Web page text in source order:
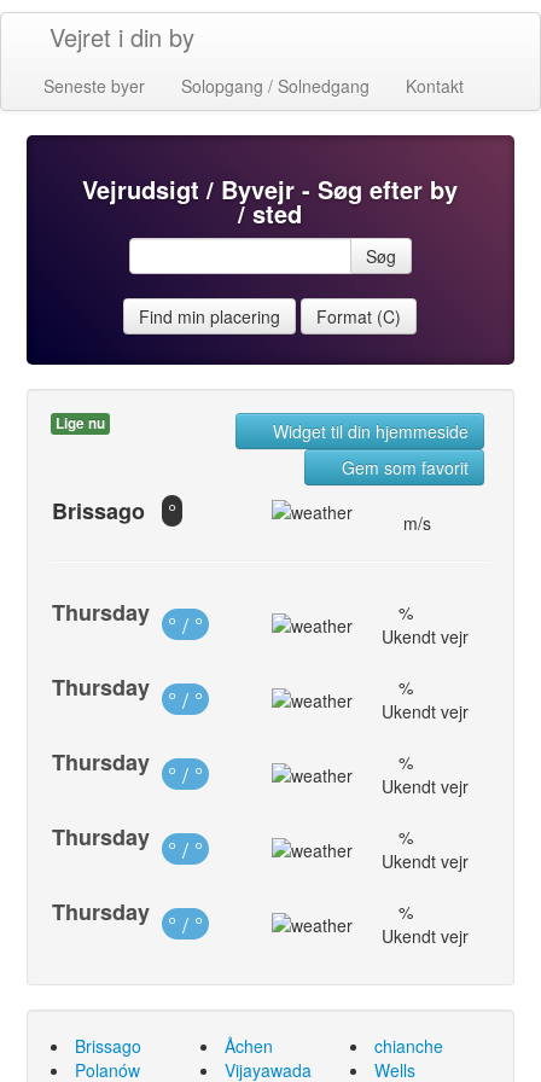
Vejret i din by
Seneste byer Solopgang / Solnedgang Kontakt
Vejrudsigt / Byvejr - Søg efter by
/ sted
Søg
Find min placering Format (C)
Lige nu
Widget til din hjemmeside
Gem som favorit
Brissago ° m/s
Thursday ° / °
%
Ukendt vejr
Thursday ° / °
%
Ukendt vejr
Thursday ° / °
%
Ukendt vejr
Thursday ° / °
%
Ukendt vejr
Thursday ° / °
%
Ukendt vejr
Brissago
Polanów
Åchen
Vijayawada
chianche
Wells